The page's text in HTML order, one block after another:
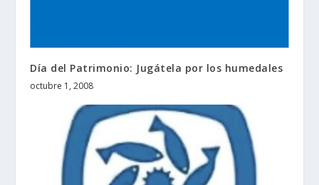
Día del Patrimonio: Jugátela por los humedales
octubre 1, 2008